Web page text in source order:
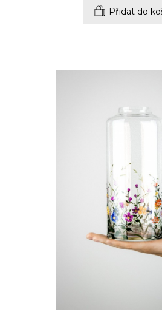
Přidat do